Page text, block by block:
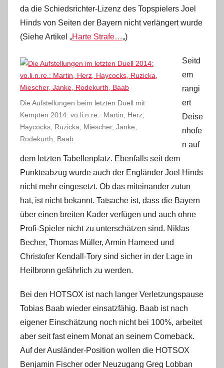
da die Schiedsrichter-Lizenz des Topspielers Joel
Hinds von Seiten der Bayern nicht verlängert wurde
(Siehe Artikel „Harte Strafe…„)
Die Aufstellungen beim letzten Duell mit
Kempten 2014: vo.li.n.re.: Martin, Herz,
Haycocks, Ruzicka, Miescher, Janke,
Rodekurth, Baab
Seitd
em
rangi
ert
Deise
nhofe
n auf
dem letzten Tabellenplatz. Ebenfalls seit dem
Punkteabzug wurde auch der Engländer Joel Hinds
nicht mehr eingesetzt. Ob das miteinander zutun
hat, ist nicht bekannt. Tatsache ist, dass die Bayern
über einen breiten Kader verfügen und auch ohne
Profi-Spieler nicht zu unterschätzen sind. Niklas
Becher, Thomas Müller, Armin Hameed und
Christofer Kendall-Tory sind sicher in der Lage in
Heilbronn gefährlich zu werden.
Bei den HOTSOX ist nach langer Verletzungspause
Tobias Baab wieder einsatzfähig. Baab ist nach
eigener Einschätzung noch nicht bei 100%, arbeitet
aber seit fast einem Monat an seinem Comeback.
Auf der Ausländer-Position wollen die HOTSOX
Benjamin Fischer oder Neuzugang Greg Lobban